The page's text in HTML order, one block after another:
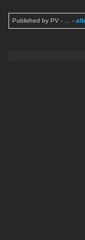
Published by PV - -